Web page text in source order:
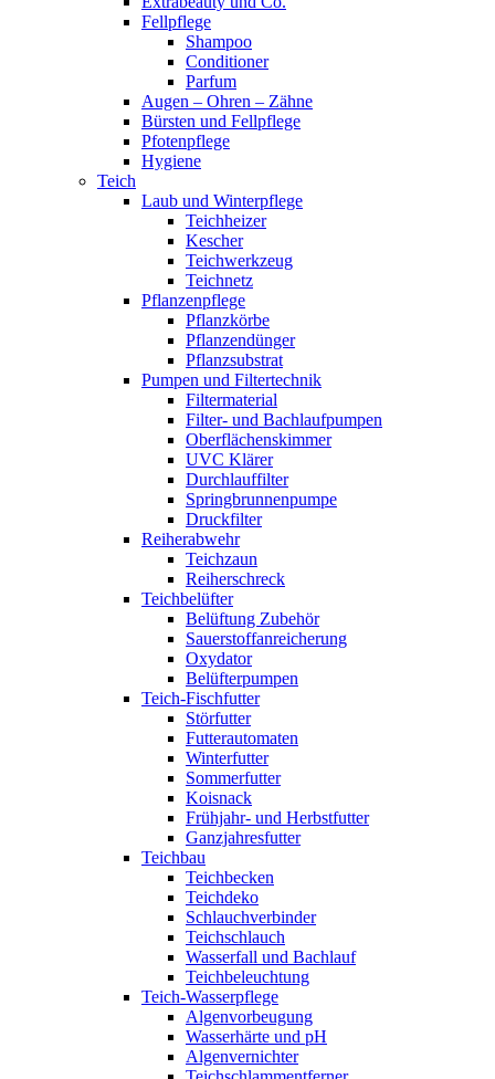
Fellpflege
Shampoo
Conditioner
Parfum
Augen – Ohren – Zähne
Bürsten und Fellpflege
Pfotenpflege
Hygiene
Teich
Laub und Winterpflege
Teichheizer
Kescher
Teichwerkzeug
Teichnetz
Pflanzenpflege
Pflanzkörbe
Pflanzendünger
Pflanzsubstrat
Pumpen und Filtertechnik
Filtermaterial
Filter- und Bachlaufpumpen
Oberflächenskimmer
UVC Klärer
Durchlauffilter
Springbrunnenpumpe
Druckfilter
Reiherabwehr
Teichzaun
Reiherschreck
Teichbelüfter
Belüftung Zubehör
Sauerstoffanreicherung
Oxydator
Belüfterpumpen
Teich-Fischfutter
Störfutter
Futterautomaten
Winterfutter
Sommerfutter
Koisnack
Frühjahr- und Herbstfutter
Ganzjahresfutter
Teichbau
Teichbecken
Teichdeko
Schlauchverbinder
Teichschlauch
Wasserfall und Bachlauf
Teichbeleuchtung
Teich-Wasserpflege
Algenvorbeugung
Wasserhärte und pH
Algenvernichter